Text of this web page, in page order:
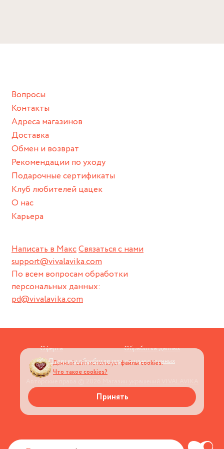
Снимайте ваше украшение перед купанием (и в море, и в
спортивный инвентарь).
Храните изделие в сухом месте.
Для надежного хранения мы доставляем все изделия в
нашей фирменной коробке или упаковке бренда.
Пожалуйста, используйте эту упаковку для хранения,
пока не носите украшение на себе.
Написать в МаксСвязаться с нами
support@vivalavika.com
По всем вопросам обработки
персональных данных:
pd@vivalavika.com
Вопросы
Контакты
Адреса магазинов
Доставка
Обмен и возврат
Рекомендации по уходу
Подарочные сертификаты
Клуб любителей цацек
О нас
Карьера
Оферта
Обработка данных
Политика обработки персональных данных
Данный сайт используетфайлы cookies.
Что такое cookies?
Принять